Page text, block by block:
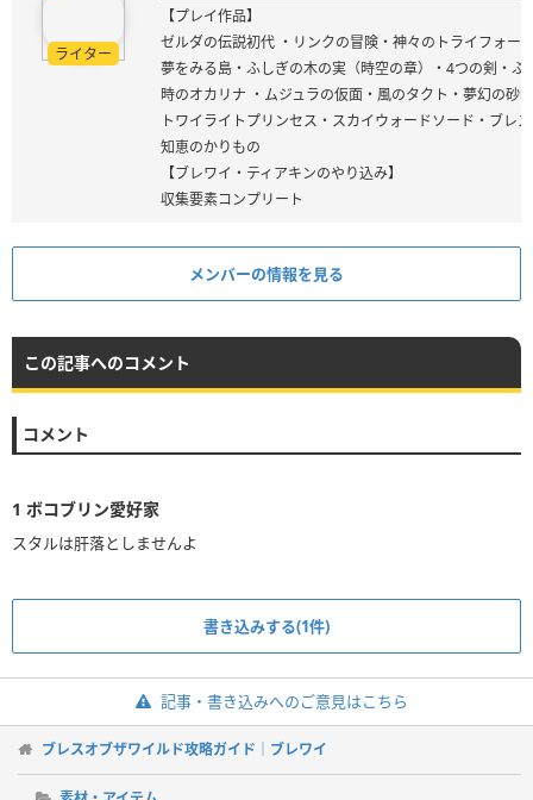
ライター
【プレイ作品】
ゼルダの伝説初代 ・リンクの冒険・神々のトライフォー
夢をみる島・ふしぎの木の実（時空の章）・4つの剣・ふ
時のオカリナ ・ムジュラの仮面・風のタクト・夢幻の砂
トワイライトプリンセス・スカイウォードソード・ブレ
知恵のかりもの
【ブレワイ・ティアキンのやり込み】
収集要素コンプリート
メンバーの情報を見る
この記事へのコメント
コメント
1 ボコブリン愛好家
スタルは肝落としませんよ
書き込みする(1件)
記事・書き込みへのご意見はこちら
ブレスオブザワイルド攻略ガイド｜ブレワイ